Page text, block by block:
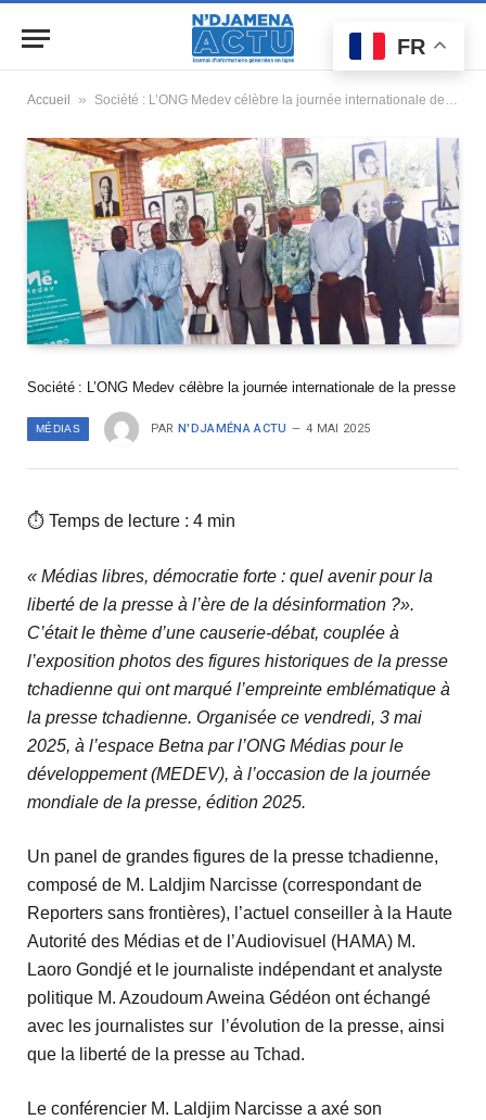
Accueil » Société : L’ONG Medev célèbre la journée internationale de la presse
Société : L’ONG Medev célèbre la journée internationale de la presse
MÉDIAS PAR N'DJAMÉNA ACTU 4 MAI 2025
⏱ Temps de lecture : 4 min
« Médias libres, démocratie forte : quel avenir pour la
liberté de la presse à l’ère de la désinformation ?».
C’était le thème d’une causerie-débat, couplée à
l’exposition photos des figures historiques de la presse
tchadienne qui ont marqué l’empreinte emblématique à
la presse tchadienne. Organisée ce vendredi, 3 mai
2025, à l’espace Betna par l’ONG Médias pour le
développement (MEDEV), à l’occasion de la journée
mondiale de la presse, édition 2025.
Un panel de grandes figures de la presse tchadienne,
composé de M. Laldjim Narcisse (correspondant de
Reporters sans frontières), l’actuel conseiller à la Haute
Autorité des Médias et de l’Audiovisuel (HAMA) M.
Laoro Gondjé et le journaliste indépendant et analyste
politique M. Azoudoum Aweina Gédéon ont échangé
avec les journalistes sur l’évolution de la presse, ainsi
que la liberté de la presse au Tchad.
Le conférencier M. Laldjim Narcisse a axé son
FR